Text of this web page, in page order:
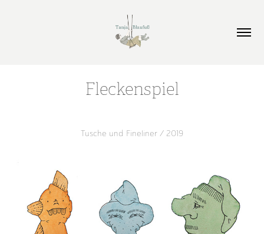
Fleckenspiel
Tusche und Fineliner / 2019